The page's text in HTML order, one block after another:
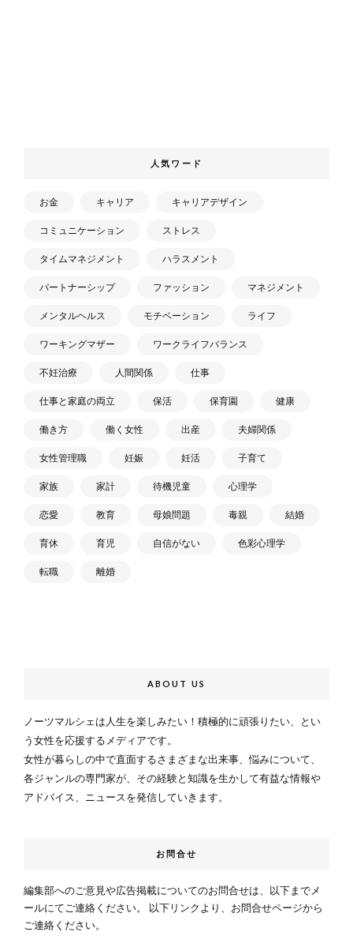
人気ワード
お金 キャリア キャリアデザイン
コミュニケーション ストレス
タイムマネジメント ハラスメント
パートナーシップ ファッション マネジメント
メンタルヘルス モチベーション ライフ
ワーキングマザー ワークライフバランス
不妊治療 人間関係 仕事
仕事と家庭の両立 保活 保育園 健康
働き方 働く女性 出産 夫婦関係
女性管理職 妊娠 妊活 子育て
家族 家計 待機児童 心理学
恋愛 教育 母娘問題 毒親 結婚
育休 育児 自信がない 色彩心理学
転職 離婚
ABOUT US
ノーツマルシェは人生を楽しみたい！積極的に頑張りたい、とい
う女性を応援するメディアです。
女性が暮らしの中で直面するさまざまな出来事、悩みについて、
各ジャンルの専門家が、その経験と知識を生かして有益な情報や
アドバイス、ニュースを発信していきます。
お問合せ
編集部へのご意見や広告掲載についてのお問合せは、以下までメ
ールにてご連絡ください。 以下リンクより、お問合せページから
ご連絡ください。